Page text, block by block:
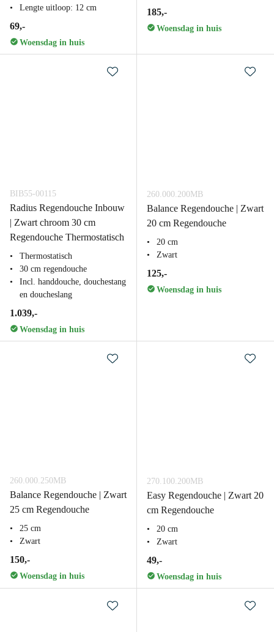
Lengte uitloop: 12 cm
69,-
Woensdag in huis
185,-
Woensdag in huis
BIB55-00115
Radius Regendouche Inbouw
| Zwart chroom 30 cm
Regendouche Thermostatisch
Thermostatisch
30 cm regendouche
Incl. handdouche, douchestang
en doucheslang
1.039,-
Woensdag in huis
260.000.200MB
Balance Regendouche | Zwart
20 cm Regendouche
20 cm
Zwart
125,-
Woensdag in huis
260.000.250MB
Balance Regendouche | Zwart
25 cm Regendouche
25 cm
Zwart
150,-
Woensdag in huis
270.100.200MB
Easy Regendouche | Zwart 20
cm Regendouche
20 cm
Zwart
49,-
Woensdag in huis